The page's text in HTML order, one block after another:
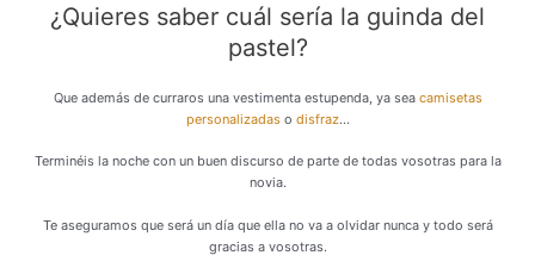
¿Quieres saber cuál sería la guinda del
pastel?
Que además de curraros una vestimenta estupenda, ya sea camisetas
personalizadas o disfraz…
Terminéis la noche con un buen discurso de parte de todas vosotras para la
novia.
Te aseguramos que será un día que ella no va a olvidar nunca y todo será
gracias a vosotras.